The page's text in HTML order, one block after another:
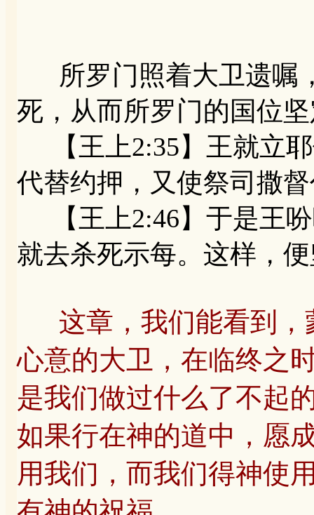
所罗门照着大卫遗嘱
死，从而所罗门的国位
【王上2:35】王就立
代替约押，又使祭司撒
【王上2:46】于是王
就去杀死示每。这样，
这章，我们能看到
心意的大卫，在临终之
是我们做过什么了不起
如果行在神的道中，愿
用我们，而我们得神使